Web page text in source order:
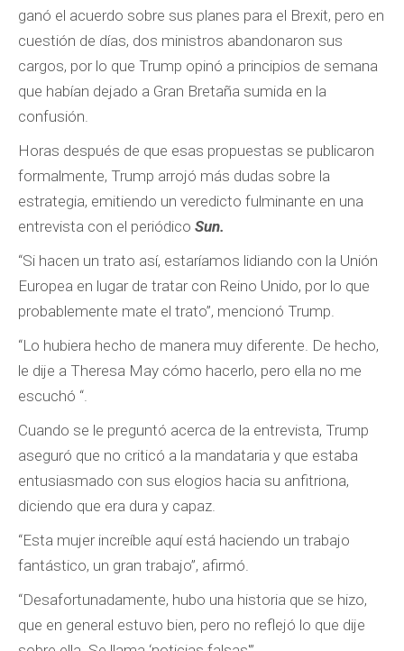
ganó el acuerdo sobre sus planes para el Brexit, pero en
cuestión de días, dos ministros abandonaron sus
cargos, por lo que Trump opinó a principios de semana
que habían dejado a Gran Bretaña sumida en la
confusión.
Horas después de que esas propuestas se publicaron
formalmente, Trump arrojó más dudas sobre la
estrategia, emitiendo un veredicto fulminante en una
entrevista con el periódico Sun.
“Si hacen un trato así, estaríamos lidiando con la Unión
Europea en lugar de tratar con Reino Unido, por lo que
probablemente mate el trato”, mencionó Trump.
“Lo hubiera hecho de manera muy diferente. De hecho,
le dije a Theresa May cómo hacerlo, pero ella no me
escuchó “.
Cuando se le preguntó acerca de la entrevista, Trump
aseguró que no criticó a la mandataria y que estaba
entusiasmado con sus elogios hacia su anfitriona,
diciendo que era dura y capaz.
“Esta mujer increíble aquí está haciendo un trabajo
fantástico, un gran trabajo”, afirmó.
“Desafortunadamente, hubo una historia que se hizo,
que en general estuvo bien, pero no reflejó lo que dije